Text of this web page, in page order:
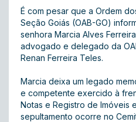
É com pesar que a Ordem
Seção Goiás (OAB-GO)
senhora Marcia Alves
advogado e delegado da
Renan Ferreira Teles.
Marcia deixa um legado
e competente exercido à
Notas e Registro de Imóveis
sepultamento ocorre no